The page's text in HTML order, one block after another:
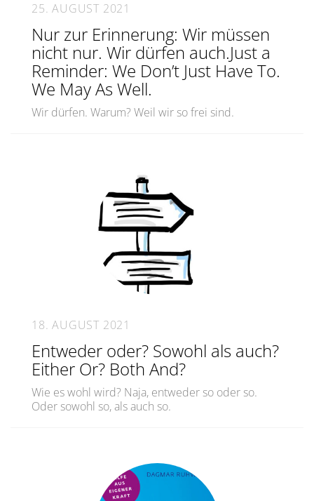
25. AUGUST 2021
Nur zur Erinnerung: Wir müssen
nicht nur. Wir dürfen auch.Just a
Reminder: We Don’t Just Have To.
We May As Well.
Wir dürfen. Warum? Weil wir so frei sind.
18. AUGUST 2021
Entweder oder? Sowohl als auch?
Either Or? Both And?
Wie es wohl wird? Naja, entweder so oder so.
Oder sowohl so, als auch so.